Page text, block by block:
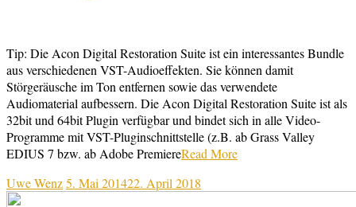
Tip: Die Acon Digital Restoration Suite ist ein interessantes Bundle
aus verschiedenen VST-Audioeffekten. Sie können damit
Störgeräusche im Ton entfernen sowie das verwendete
Audiomaterial aufbessern. Die Acon Digital Restoration Suite ist als
32bit und 64bit Plugin verfügbar und bindet sich in alle Video-
Programme mit VST-Pluginschnittstelle (z.B. ab Grass Valley
EDIUS 7 bzw. ab Adobe PremiereRead More
Uwe Wenz5. Mai 201422. April 2018